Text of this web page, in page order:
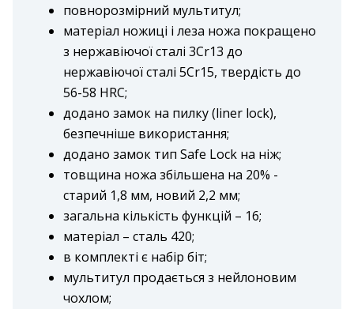
повнорозмірний мультитул;
матеріал ножиці і леза ножа покращено
з нержавіючої сталі 3Cr13 до
нержавіючої сталі 5Cr15, твердість до
56-58 HRC;
додано замок на пилку (liner lock),
безпечніше використання;
додано замок тип Safe Lock на ніж;
товщина ножа збільшена на 20% -
старий 1,8 мм, новий 2,2 мм;
загальна кількість функцій – 16;
матеріал – сталь 420;
в комплекті є набір біт;
мультитул продається з нейлоновим
чохлом;